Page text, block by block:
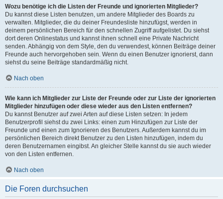
Wozu benötige ich die Listen der Freunde und ignorierten Mitglieder?
Du kannst diese Listen benutzen, um andere Mitglieder des Boards zu
verwalten. Mitglieder, die du deiner Freundesliste hinzufügst, werden in
deinem persönlichen Bereich für den schnellen Zugriff aufgelistet. Du siehst
dort deren Onlinestatus und kannst ihnen schnell eine Private Nachricht
senden. Abhängig von dem Style, den du verwendest, können Beiträge deiner
Freunde auch hervorgehoben sein. Wenn du einen Benutzer ignorierst, dann
siehst du seine Beiträge standardmäßig nicht.
Nach oben
Wie kann ich Mitglieder zur Liste der Freunde oder zur Liste der ignorierten
Mitglieder hinzufügen oder diese wieder aus den Listen entfernen?
Du kannst Benutzer auf zwei Arten auf diese Listen setzen: In jedem
Benutzerprofil siehst du zwei Links: einen zum Hinzufügen zur Liste der
Freunde und einen zum Ignorieren des Benutzers. Außerdem kannst du im
persönlichen Bereich direkt Benutzer zu den Listen hinzufügen, indem du
deren Benutzernamen eingibst. An gleicher Stelle kannst du sie auch wieder
von den Listen entfernen.
Nach oben
Die Foren durchsuchen